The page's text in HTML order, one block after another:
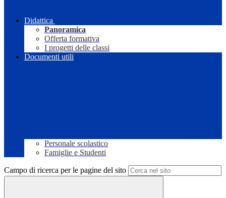
Didattica
Panoramica
Offerta formativa
I progetti delle classi
Documenti utili
Personale scolastico
Famiglie e Studenti
Campo di ricerca per le pagine del sito